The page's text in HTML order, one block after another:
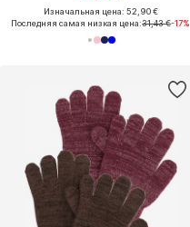
Изначальная цена: 52,90 €
Последняя самая низкая цена:31,43 €-17%